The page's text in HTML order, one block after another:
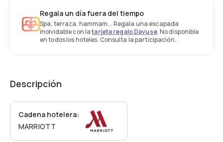
Regala un día fuera del tiempo
Spa, terraza, hammam... Regala una escapada
inolvidable con latarjeta regalo Dayuse. No disponible
en todos los hoteles. Consulta la participación.
Descripción
Cadena hotelera:
MARRIOTT